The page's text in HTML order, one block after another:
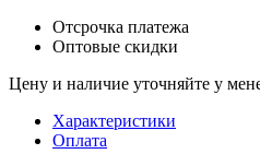
Отсрочка платежа
Оптовые скидки
Цену и наличие уточняйте у
Характеристики
Оплата